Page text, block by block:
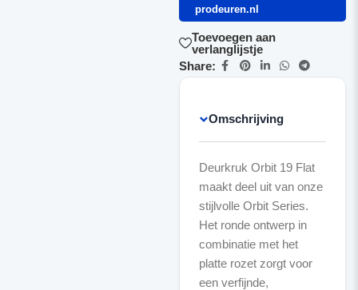
prodeuren.nl
Toevoegen aan
verlanglijstje
Share:
Omschrijving
Deurkruk Orbit 19 Flat
maakt deel uit van onze
stijlvolle Orbit Series.
Het ronde ontwerp in
combinatie met het
platte rozet zorgt voor
een verfijnde,